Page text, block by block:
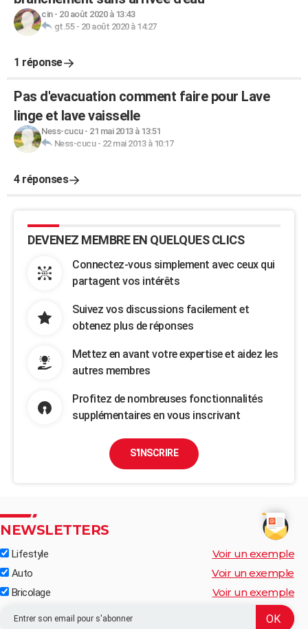
cin- 20 août 2020 à 13:43
gt.55- 20 août 2020 à 14:27
1 réponse
Pas d'evacuation comment faire pour Lave
linge et lave vaisselle
Ness-cucu- 21 mai 2013 à 13:51
Ness-cucu- 22 mai 2013 à 10:17
4 réponses
DEVENEZ MEMBRE EN QUELQUES CLICS
Connectez-vous simplement avec ceux qui
partagent vos intérêts
Suivez vos discussions facilement et
obtenez plus de réponses
Mettez en avant votre expertise et aidez les
autres membres
Profitez de nombreuses fonctionnalités
supplémentaires en vous inscrivant
S'INSCRIRE
NEWSLETTERS
Lifestyle Voir un exemple
Auto Voir un exemple
Bricolage Voir un exemple